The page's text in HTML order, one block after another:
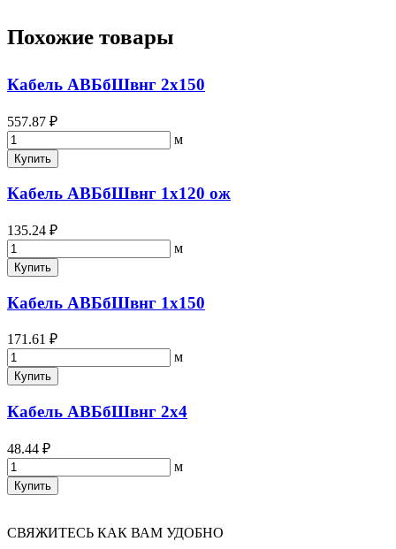
Похожие товары
Кабель АВБбШвнг 2х150
557.87 ₽
м
Купить
Кабель АВБбШвнг 1х120 ож
135.24 ₽
м
Купить
Кабель АВБбШвнг 1х150
171.61 ₽
м
Купить
Кабель АВБбШвнг 2х4
48.44 ₽
м
Купить
СВЯЖИТЕСЬ КАК ВАМ УДОБНО